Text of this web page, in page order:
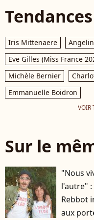
Tendances
Iris Mittenaere
Eve Gilles (Miss France
Michèle Bernier
Emmanuelle Boidron
VOIR
Sur le
"Nous
l'autre"
Rebbot
aux